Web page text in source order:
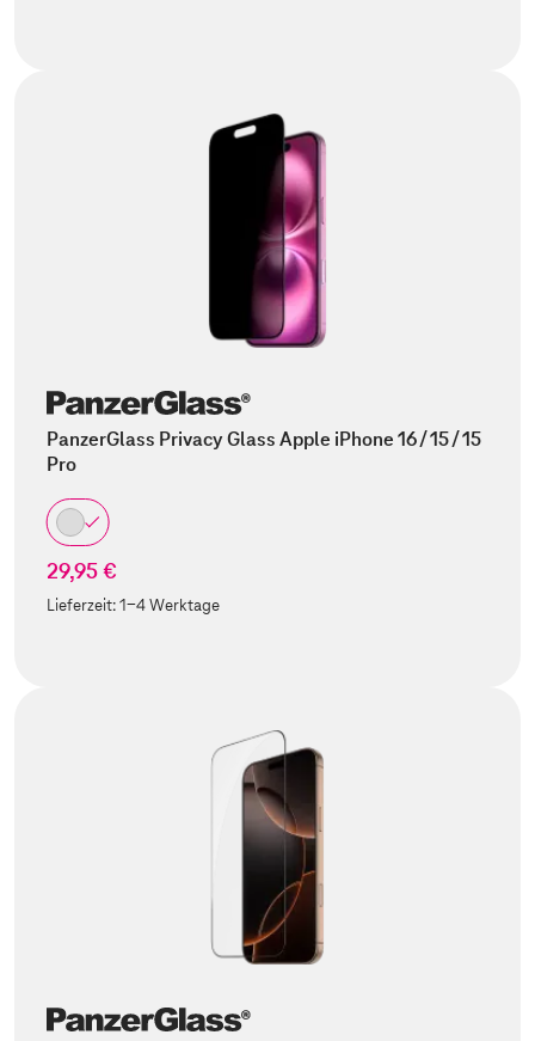
PanzerGlass Privacy Glass Apple iPhone 16 / 15 / 15
Pro
29,95 €
Lieferzeit:1-4 Werktage